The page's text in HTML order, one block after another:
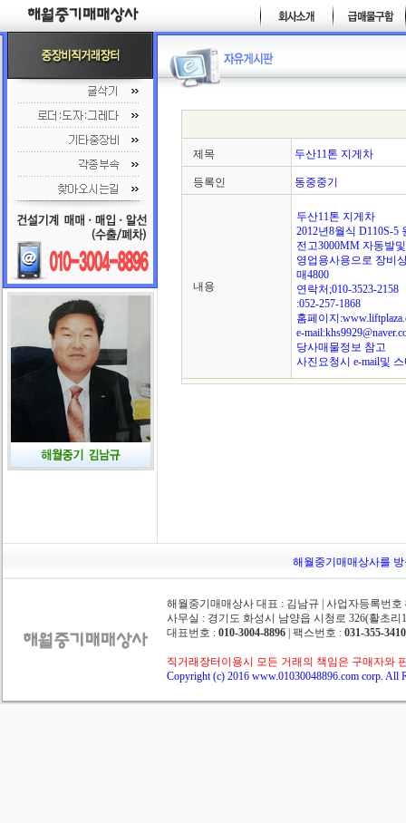
제목 두산11톤 지게차
등록인 동중중기
내용
두산11톤 지게차
2012년8월식 D110S-5
전고3000MM 자동발
영업용사용으로 장비
매4800
연락처;010-3523-2158
:052-257-1868
홈페이지
e-
당사매물정보 참고
사진요청시 e-mail및
해월중기매매상사를
해월중기매매상사 대표 : 김남규 | 사업자등록번호
사무실 : 경기도 화성시 남양읍 시청로 326(활초
대표번호 : 010-3004-8896 | 팩스번호 : 031-355-3410
직거래장터이용시 모든 거래의 책임은 구매자와
Copyright (c) 2016 www.01030048896.com corp. All